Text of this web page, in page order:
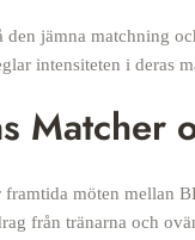
den jämna matchning
intensiteten i deras
Matcher
möten mellan
från tränarna och